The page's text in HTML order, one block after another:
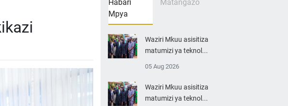
Habari
Mpya
Matangazo
Waziri Mkuu asisitiza
matumizi ya teknol...
05 Aug 2026
Waziri Mkuu asisitiza
matumizi ya teknol...